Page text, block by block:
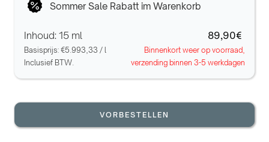
Sommer Sale Rabatt im Warenkorb
Inhoud: 15 ml
Basisprijs: €5.993,33 / l
Inclusief BTW.
89,90€
Binnenkort weer op voorraad,
verzending binnen 3-5 werkdagen
VORBESTELLEN